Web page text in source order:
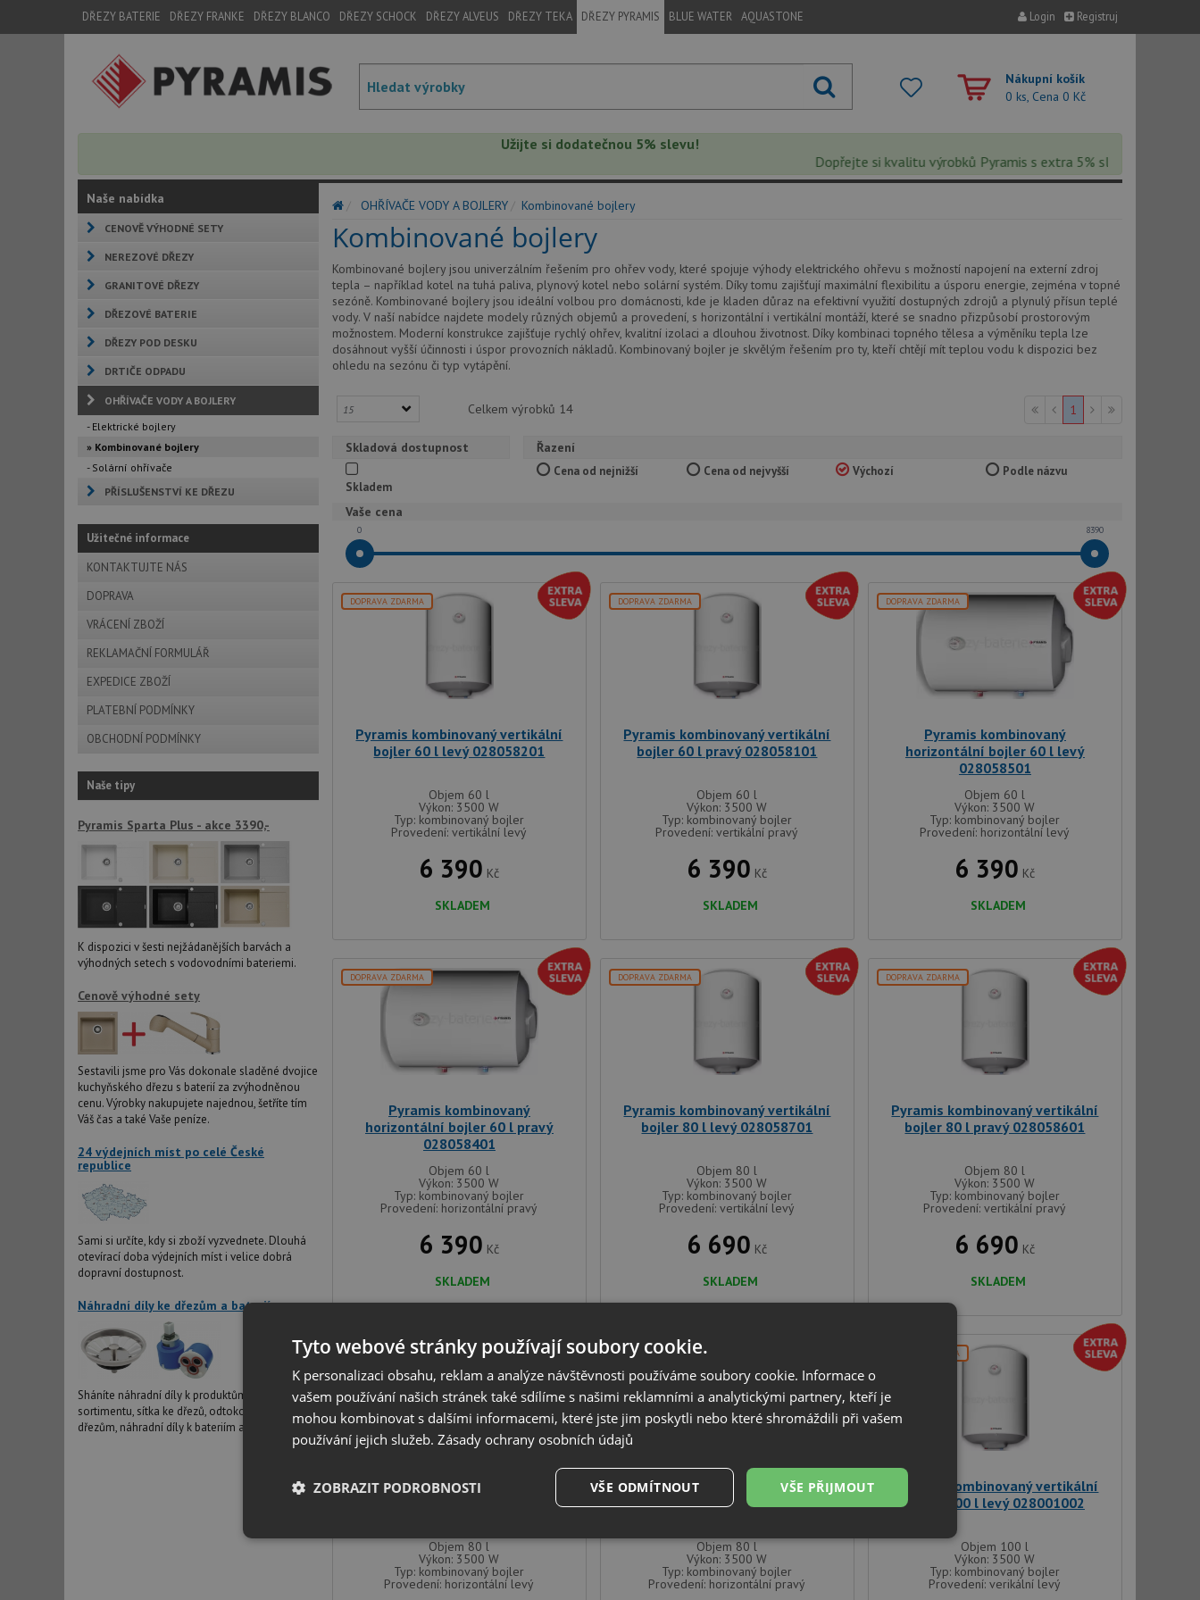
DŘEZY BATERIE DŘEZY FRANKE DŘEZY BLANCO DŘEZY SCHOCK DŘEZY ALVEUS DŘEZY TEKA DŘEZY PYRAMIS BLUE WATER AQUASTONE Login Registruj
Nákupní košík
0 ks, Cena 0 Kč
Užijte si dodatečnou 5% slevu!
Dopřejte si kvalitu výrobků Pyramis s extra 5% slevou – sleva se
Naše nabídka
CENOVĚ VÝHODNÉ SETY
NEREZOVÉ DŘEZY
GRANITOVÉ DŘEZY
DŘEZOVÉ BATERIE
DŘEZY POD DESKU
DRTIČE ODPADU
OHŘÍVAČE VODY A BOJLERY
- Elektrické bojlery
» Kombinované bojlery
- Solární ohřívače
PŘÍSLUŠENSTVÍ KE DŘEZU
Užitečné informace
KONTAKTUJTE NÁS
DOPRAVA
VRÁCENÍ ZBOŽÍ
REKLAMAČNÍ FORMULÁŘ
EXPEDICE ZBOŽÍ
PLATEBNÍ PODMÍNKY
OBCHODNÍ PODMÍNKY
Naše tipy
Pyramis Sparta Plus - akce 3390,-
K dispozici v šesti nejžádanějších barvách a
výhodných setech s vodovodními bateriemi.
Cenově výhodné sety
Sestavili jsme pro Vás dokonale sladěné dvojice
kuchyňského dřezu s baterií za zvýhodněnou
cenu. Výrobky nakupujete najednou, šetříte tím
Váš čas a také Vaše peníze.
24 výdejních míst po celé České
republice
Sami si určíte, kdy si zboží vyzvednete. Dlouhá
otevírací doba výdejních míst i velice dobrá
dopravní dostupnost.
Náhradní díly ke dřezům a bateriím
Sháníte náhradní díly k produktům v našem
sortimentu, sítka ke dřezů, odtokové systémy ke
dřezům, náhradní díly k bateriím atd?
OHŘÍVAČE VODY A BOJLERY Kombinované bojlery
Kombinované bojlery
Kombinované bojlery jsou univerzálním řešením pro ohřev vody, které spojuje výhody elektrického ohřevu s možností napojení na externí zdroj
tepla – například kotel na tuhá paliva, plynový kotel nebo solární systém. Díky tomu zajišťují maximální flexibilitu a úsporu energie, zejména v topné
sezóně. Kombinované bojlery jsou ideální volbou pro domácnosti, kde je kladen důraz na efektivní využití dostupných zdrojů a plynulý přísun teplé
vody. V naší nabídce najdete modely různých objemů a provedení, s horizontální i vertikální montáží, které se snadno přizpůsobí prostorovým
možnostem. Moderní konstrukce zajišťuje rychlý ohřev, kvalitní izolaci a dlouhou životnost. Díky kombinaci topného tělesa a výměníku tepla lze
dosáhnout vyšší účinnosti i úspor provozních nákladů. Kombinovaný bojler je skvělým řešením pro ty, kteří chtějí mít teplou vodu k dispozici bez
ohledu na sezónu či typ vytápění.
Celkem výrobků 14 1
Skladová dostupnost
Skladem
Řazení
Cena od nejnižší Cena od nejvyšší Výchozí Podle názvu
Vaše cena
0 8390
DOPRAVA ZDARMA
Pyramis kombinovaný vertikální
bojler 60 l levý 028058201
Objem 60 l
Výkon: 3500 W
Typ: kombinovaný bojler
Provedení: vertikální levý
6 390 Kč
SKLADEM
DOPRAVA ZDARMA
Pyramis kombinovaný vertikální
bojler 60 l pravý 028058101
Objem 60 l
Výkon: 3500 W
Typ: kombinovaný bojler
Provedení: vertikální pravý
6 390 Kč
SKLADEM
DOPRAVA ZDARMA
Pyramis kombinovaný
horizontální bojler 60 l levý
028058501
Objem 60 l
Výkon: 3500 W
Typ: kombinovaný bojler
Provedení: horizontální levý
6 390 Kč
SKLADEM
DOPRAVA ZDARMA
Pyramis kombinovaný
horizontální bojler 60 l pravý
028058401
Objem 60 l
Výkon: 3500 W
Typ: kombinovaný bojler
Provedení: horizontální pravý
6 390 Kč
SKLADEM
DOPRAVA ZDARMA
Pyramis kombinovaný vertikální
bojler 80 l levý 028058701
Objem 80 l
Výkon: 3500 W
Typ: kombinovaný bojler
Provedení: vertikální levý
6 690 Kč
SKLADEM
DOPRAVA ZDARMA
Pyramis kombinovaný vertikální
bojler 80 l pravý 028058601
Objem 80 l
Výkon: 3500 W
Typ: kombinovaný bojler
Provedení: vertikální pravý
6 690 Kč
SKLADEM
DOPRAVA ZDARMA
Pyramis kombinovaný
Objem 80 l
Výkon: 3500 W
Typ: kombinovaný bojler
Provedení: horizontální levý
DOPRAVA ZDARMA
Pyramis kombinovaný
horizontální bojler 80 l pravý
Objem 80 l
Výkon: 3500 W
Typ: kombinovaný bojler
Provedení: horizontální pravý
DOPRAVA ZDARMA
Pyramis kombinovaný vertikální
bojler 100 l levý 028001002
Objem 100 l
Výkon: 3500 W
Typ: kombinovaný bojler
Provedení: verikální levý
Tyto webové stránky používají soubory cookie.
K personalizaci obsahu, reklam a analýze návštěvnosti používáme soubory cookie. Informace o
vašem používání našich stránek také sdílíme s našimi reklamními a analytickými partnery, kteří je
mohou kombinovat s dalšími informacemi, které jste jim poskytli nebo které shromáždili při vašem
používání jejich služeb. Zásady ochrany osobních údajů
VŠE PŘIJMOUT
VŠE ODMÍTNOUT
ZOBRAZIT PODROBNOSTI
Nezbytně nutné
Výkonové
soubory
Soubory cílení Funkční soubory
Nezařazené